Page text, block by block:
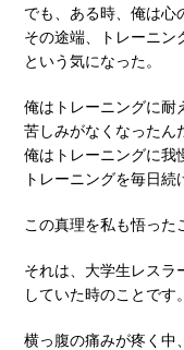
でも、ある時、俺は心
その途端、トレーニン
という気になった。
俺はトレーニングに耐
苦しみがなくなったん
俺はトレーニングに我
トレーニングを毎日続
この真理を私も悟った
それは、大学生レスラ
していた時のことです。
横っ腹の痛みが疼く中